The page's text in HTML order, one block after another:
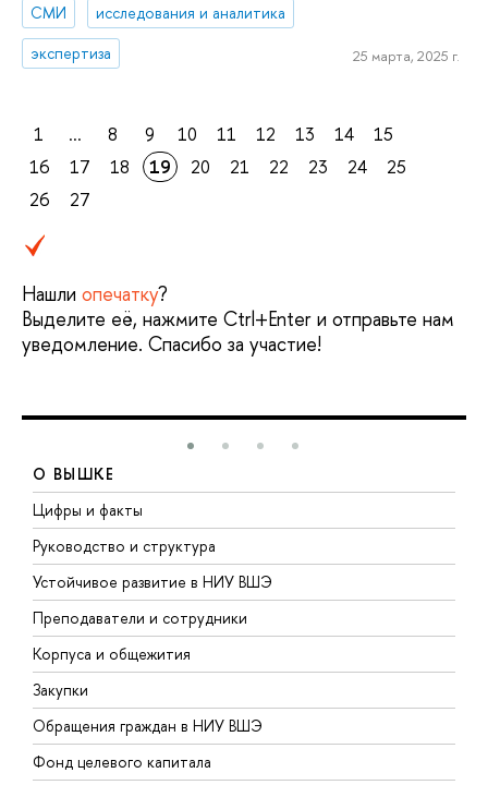
СМИ
исследования и аналитика
экспертиза
25 марта, 2025 г.
1 ... 8 9 10 11 12 13 14
15
16
17 18 19 20 21 22 23 24
25
26
27
Нашли опечатку?
Выделите её, нажмите Ctrl+Enter и отправьте нам
уведомление. Спасибо за участие!
О ВЫШКЕ
Цифры и факты
Руководство и структура
Устойчивое развитие в НИУ ВШЭ
Преподаватели и сотрудники
Корпуса и общежития
Закупки
Обращения граждан в НИУ ВШЭ
Фонд целевого капитала